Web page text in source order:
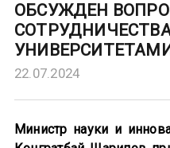
ОБСУЖДЕН
22.07.2024
Министр науки и